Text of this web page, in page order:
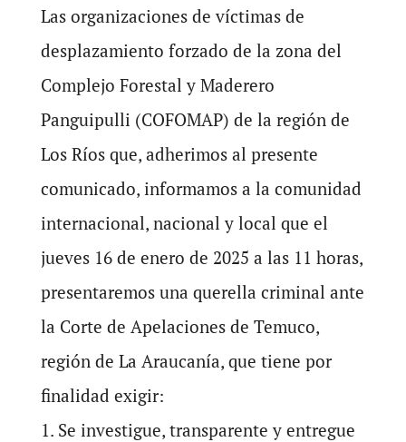
Las organizaciones de víctimas de
desplazamiento forzado de la zona del
Complejo Forestal y Maderero
Panguipulli (COFOMAP) de la región de
Los Ríos que, adherimos al presente
comunicado, informamos a la comunidad
internacional, nacional y local que el
jueves 16 de enero de 2025 a las 11 horas,
presentaremos una querella criminal ante
la Corte de Apelaciones de Temuco,
región de La Araucanía, que tiene por
finalidad exigir:
1. Se investigue, transparente y entregue